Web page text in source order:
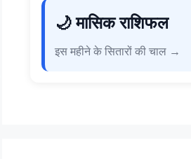
🌙 मासिक राशिफल
इस महीने के सितारों की चाल →